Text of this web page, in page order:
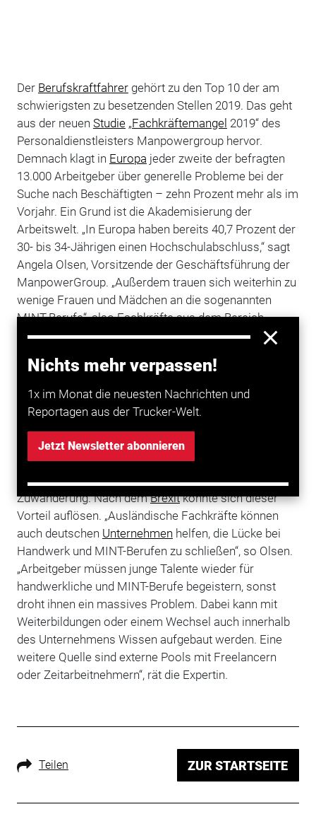
Nichts mehr verpassen!
1x im Monat die neuesten Nachrichten und
Reportagen aus der Trucker-Welt.
Jetzt Newsletter abonnieren
Der Berufskraftfahrergehört zu den Top 10 der am
schwierigsten zu besetzenden Stellen 2019. Das geht
aus der neuen Studie„Fachkräftemangel 2019“ des
Personaldienstleisters Manpowergroup hervor.
Demnach klagt in Europa jeder zweite der befragten
13.000 Arbeitgeber über generelle Probleme bei der
Suche nach Beschäftigten – zehn Prozent mehr als im
Vorjahr. Ein Grund ist die Akademisierung der
Arbeitswelt. „In Europa haben bereits 40,7 Prozent der
30- bis 34-Jährigen einen Hochschulabschluss,“ sagt
Angela Olsen, Vorsitzende der Geschäftsführung der
ManpowerGroup. „Außerdem trauen sich weiterhin zu
wenige Frauen und Mädchen an die sogenannten
MINT-Berufe“, also Fachkräfte aus dem Bereich
Mathematik, Informatik, Naturwissenschaften und
Besonders gravierend ist der Fachkräftemangel in
Vergleichsweise wenig Probleme haben Firmen in
Großbritannien, Irland und Norwegen. Diese Länder
profitieren stark von der Freizügigkeit und
Zuwanderung. Nach demBrexitkönnte sich dieser
Vorteil auflösen. „Ausländische Fachkräfte können
auch deutschen Unternehmen helfen, die Lücke bei
Handwerk und MINT-Berufen zu schließen“, so Olsen.
„Arbeitgeber müssen junge Talente wieder für
handwerkliche und MINT-Berufe begeistern, sonst
droht ihnen ein massives Problem. Dabei kann mit
Weiterbildungen oder einem Wechsel auch innerhalb
des Unternehmens Wissen aufgebaut werden. Eine
weitere Quelle sind externe Pools mit Freelancern
oder Zeitarbeitnehmern“, rät die Expertin.
Teilen ZUR STARTSEITE